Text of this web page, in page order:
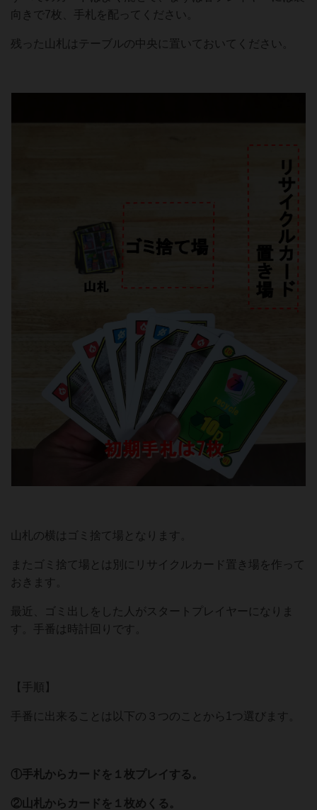
向きで7枚、手札を配ってください。
残った山札はテーブルの中央に置いておいてください。
山札の横はゴミ捨て場となります。
またゴミ捨て場とは別にリサイクルカード置き場を作って
おきます。
最近、ゴミ出しをした人がスタートプレイヤーになりま
す。手番は時計回りです。
【手順】
手番に出来ることは以下の３つのことから1つ選びます。
①手札からカードを１枚プレイする。
②山札からカードを１枚めくる。